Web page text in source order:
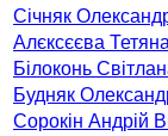
Січняк
Алєксєєва
Білоконь
Будняк
Сорокін Андрiй